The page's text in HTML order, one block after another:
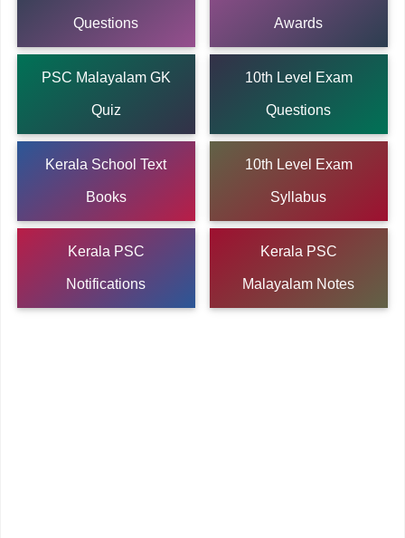
Questions Awards
PSC Malayalam GK
Quiz
10th Level Exam
Questions
Kerala School Text
Books
10th Level Exam
Syllabus
Kerala PSC
Notifications
Kerala PSC
Malayalam Notes